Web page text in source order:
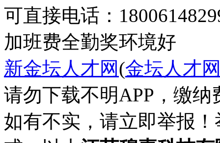
可直接电话：
加班费全勤奖环境好
新金坛人才网(金坛人才
请勿下载不明APP，缴
如有不实，请立即举报